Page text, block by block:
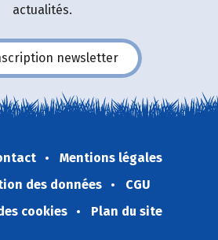
actualités.
newsletter
Mentions légales
des données
CGU
cookies
Plan du site